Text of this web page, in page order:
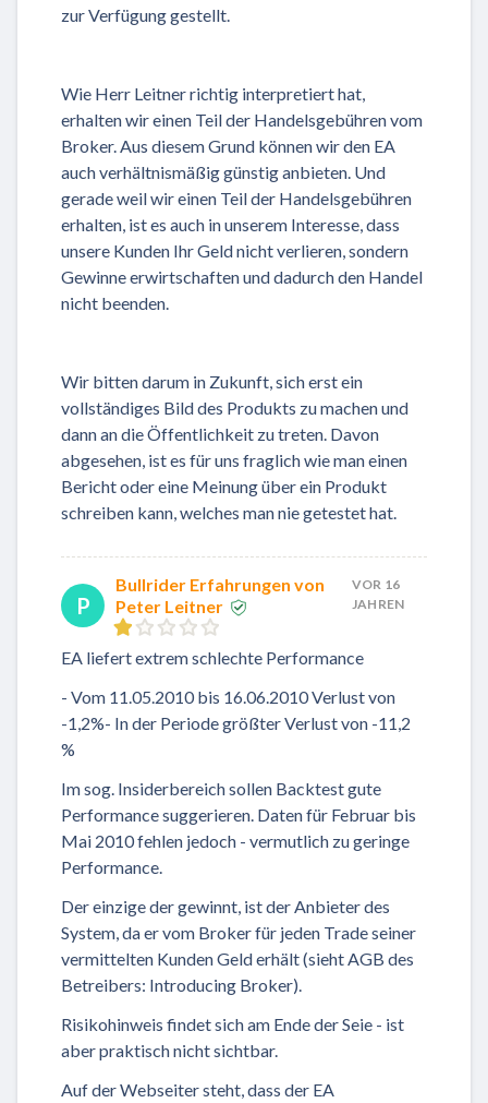
zur Verfügung gestellt.
Wie Herr Leitner richtig interpretiert hat,
erhalten wir einen Teil der Handelsgebühren vom
Broker. Aus diesem Grund können wir den EA
auch verhältnismäßig günstig anbieten. Und
gerade weil wir einen Teil der Handelsgebühren
erhalten, ist es auch in unserem Interesse, dass
unsere Kunden Ihr Geld nicht verlieren, sondern
Gewinne erwirtschaften und dadurch den Handel
nicht beenden.
Wir bitten darum in Zukunft, sich erst ein
vollständiges Bild des Produkts zu machen und
dann an die Öffentlichkeit zu treten. Davon
abgesehen, ist es für uns fraglich wie man einen
Bericht oder eine Meinung über ein Produkt
schreiben kann, welches man nie getestet hat.
P
Bullrider Erfahrungen von
Peter Leitner
VOR 16
JAHREN
EA liefert extrem schlechte Performance
- Vom 11.05.2010 bis 16.06.2010 Verlust von
-1,2%- In der Periode größter Verlust von -11,2
%
Im sog. Insiderbereich sollen Backtest gute
Performance suggerieren. Daten für Februar bis
Mai 2010 fehlen jedoch - vermutlich zu geringe
Performance.
Der einzige der gewinnt, ist der Anbieter des
System, da er vom Broker für jeden Trade seiner
vermittelten Kunden Geld erhält (sieht AGB des
Betreibers: Introducing Broker).
Risikohinweis findet sich am Ende der Seie - ist
aber praktisch nicht sichtbar.
Auf der Webseiter steht, dass der EA